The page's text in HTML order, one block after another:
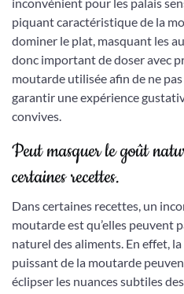
piquant caractéristique de la
dominer le plat, masquant les
donc important de doser avec
moutarde utilisée afin de ne
garantir une expérience
convives.
Peut masquer le goût
certaines recettes.
Dans certaines recettes, un
moutarde est qu’elles peuvent
naturel des aliments. En effet,
puissant de la moutarde
éclipser les nuances subtiles